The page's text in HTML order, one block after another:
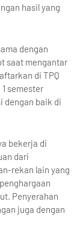
hasil yang
dengan
saat mengantar
di TPQ
semester
dengan baik di
bekerja di
dari
rekan lain yang
Penyerahan
juga dengan